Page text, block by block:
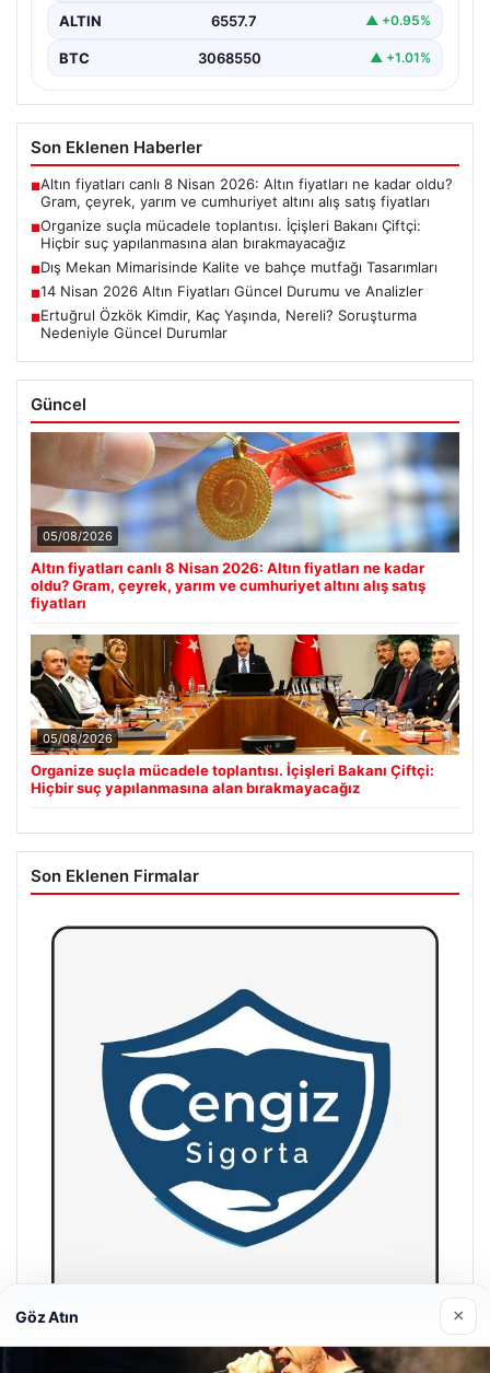
ALTIN 6557.7 ▲ +0.95%
BTC 3068550 ▲ +1.01%
Son Eklenen Haberler
■Altın fiyatları canlı 8 Nisan 2026: Altın fiyatları ne kadar oldu?
Gram, çeyrek, yarım ve cumhuriyet altını alış satış fiyatları
■Organize suçla mücadele toplantısı. İçişleri Bakanı Çiftçi:
Hiçbir suç yapılanmasına alan bırakmayacağız
■Dış Mekan Mimarisinde Kalite ve bahçe mutfağı Tasarımları
■14 Nisan 2026 Altın Fiyatları Güncel Durumu ve Analizler
■Ertuğrul Özkök Kimdir, Kaç Yaşında, Nereli? Soruşturma
Nedeniyle Güncel Durumlar
Güncel
05/08/2026
Altın fiyatları canlı 8 Nisan 2026: Altın fiyatları ne kadar
oldu? Gram, çeyrek, yarım ve cumhuriyet altını alış satış
fiyatları
05/08/2026
Organize suçla mücadele toplantısı. İçişleri Bakanı Çiftçi:
Hiçbir suç yapılanmasına alan bırakmayacağız
Son Eklenen Firmalar
Göz Atın ×